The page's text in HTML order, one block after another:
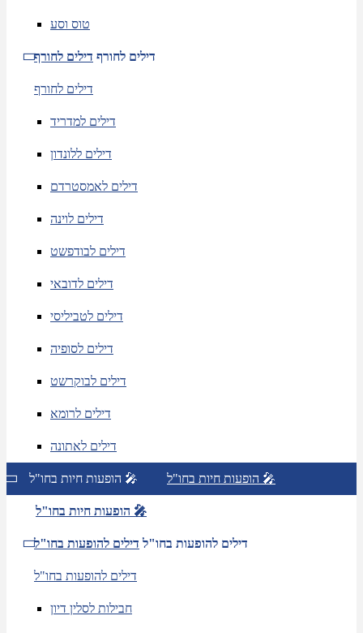
טוס וסע
דילים לחורף דילים לחורף
דילים לחורף
דילים למדריד
דילים ללונדון
דילים לאמסטרדם
דילים לוינה
דילים לבודפשט
דילים לדובאי
דילים לטביליסי
דילים לסופיה
דילים לבוקרשט
דילים לרומא
דילים לאתונה
הופעות חיות בחו"ל 🎤 הופעות חיות בחו"ל 🎤
הופעות חיות בחו"ל 🎤
דילים להופעות בחו"ל דילים להופעות בחו"ל
דילים להופעות בחו"ל
חבילות לסלין דיון